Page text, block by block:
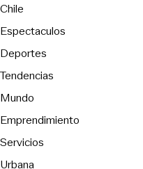
Chile
Espectaculos
Deportes
Tendencias
Mundo
Emprendimiento
Servicios
Urbana